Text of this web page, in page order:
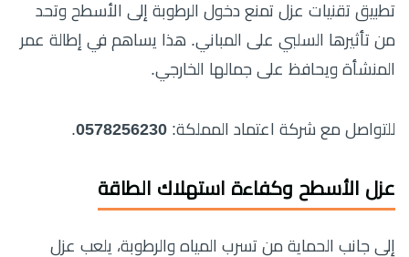
تطبيق تقنيات عزل تمنع دخول الرطوبة إلى الأسطح وتحد
من تأثيرها السلبي على المباني. هذا يساهم في إطالة عمر
المنشأة ويحافظ على جمالها الخارجي.
للتواصل مع شركة اعتماد المملكة: 0578256230
.
عزل الأسطح وكفاءة استهلاك الطاقة
إلى جانب الحماية من تسرب المياه والرطوبة، يلعب عزل